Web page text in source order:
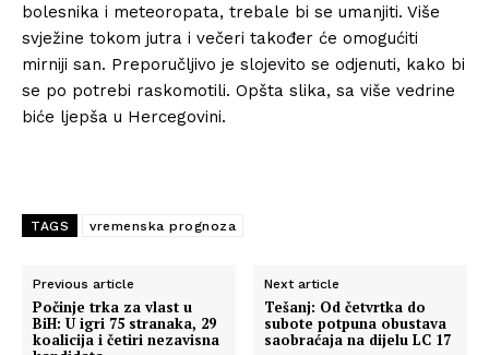
bolesnika i meteoropata, trebale bi se umanjiti. Više
svježine tokom jutra i večeri također će omogućiti
mirniji san. Preporučljivo je slojevito se odjenuti, kako bi
se po potrebi raskomotili. Opšta slika, sa više vedrine
biće ljepša u Hercegovini.
TAGS vremenska prognoza
Previous article
Počinje trka za vlast u
BiH: U igri 75 stranaka, 29
koalicija i četiri nezavisna
Next article
Tešanj: Od četvrtka do
subote potpuna obustava
saobraćaja na dijelu LC 17